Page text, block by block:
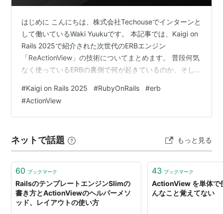
はじめに こんにちは、株式会社Techouseでインターンと
して働いているWaki Yuukuです。 本記事では、Kaigi on
Rails 2025で紹介された次世代のERBエンジン
「ReActionView」の技術についてまとめます。 普段何気
なく使っているERBの裏側で何が起きているのか、そし
とめました。 Kaigi on Rails 2025参加 Techouseでは、
若手のエンジニアが積極的に技術カンファレンスに参加
し、最新の技術動向を学び、共有する文化を大切にして
た…
#Kaigi on Rails 2025 #RubyOnRails #erb
#ActionView
ネットで話題 もっと見る
60 ブックマーク
RailsのテンプレートエンジンSlimの
書き方とActionViewのヘルパーメソ
ッド、レイアウトの使い方
43 ブックマーク
ActionView を単体で
んなこと覚えてない